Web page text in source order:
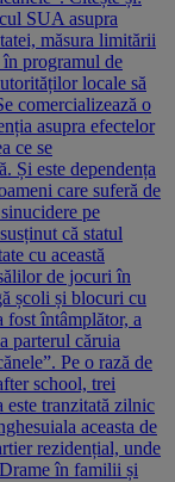
SUA asupra
măsura limitării
programul de
locale să
comercializează o
asupra efectelor
ce se
Și este dependența
care suferă de
pe
că statul
cu această
de jocuri în
școli și blocuri cu
întâmplător, a
parterul căruia
Pe o rază de
school, trei
este tranzitată zilnic
aceasta de
rezidențial, unde
în familii și